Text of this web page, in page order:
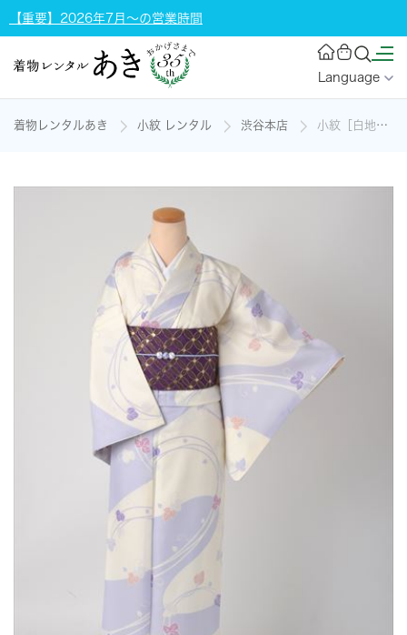
【重要】2026年7月～の営業時間
Language
着物レンタルあき 小紋 レンタル 渋谷本店 小紋［白地の蔦の葉模様］の着物レンタル